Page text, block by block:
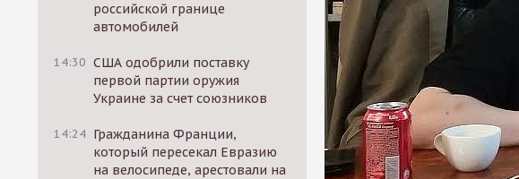
российской границе
автомобилей
14:30 США одобрили поставку
первой партии оружия
Украине за счет союзников
14:24 Гражданина Франции,
который пересекал Евразию
на велосипеде, арестовали на